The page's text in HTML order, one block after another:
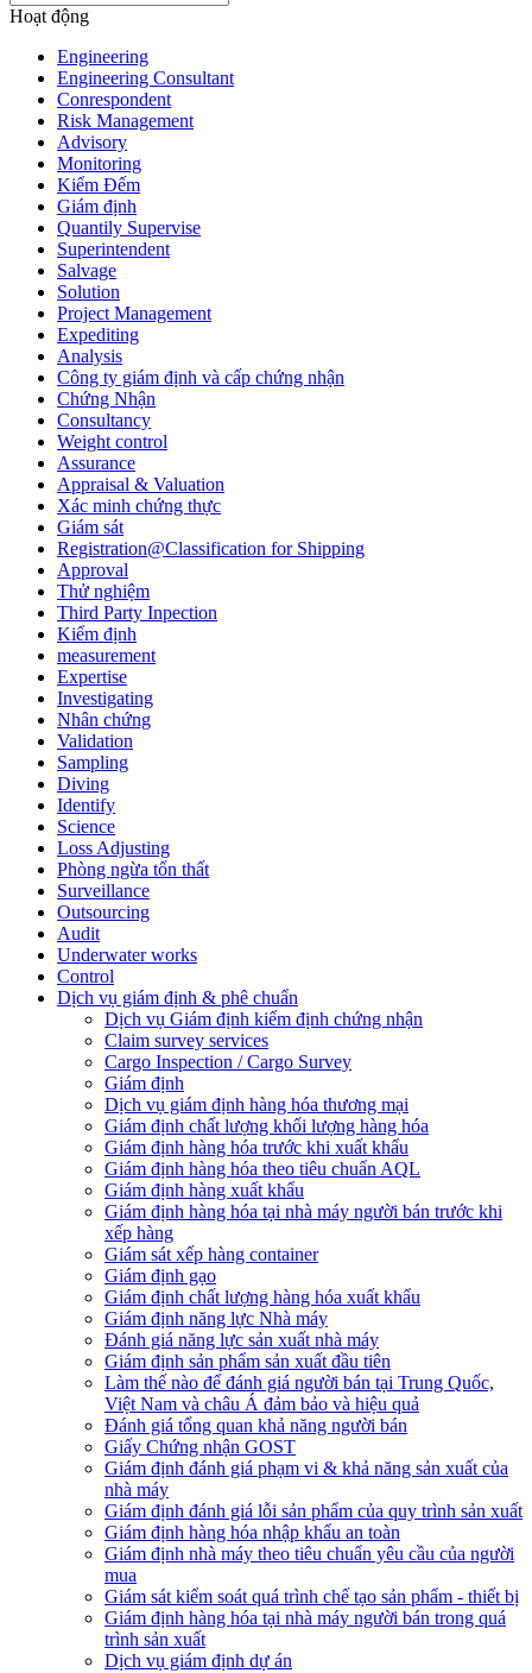
Hoạt động
Engineering
Engineering Consultant
Conrespondent
Risk Management
Advisory
Monitoring
Kiểm Đếm
Giám định
Quantily Supervise
Superintendent
Salvage
Solution
Project Management
Expediting
Analysis
Công ty giám định và cấp chứng nhận
Chứng Nhận
Consultancy
Weight control
Assurance
Appraisal & Valuation
Xác minh chứng thực
Giám sát
Registration@Classification for Shipping
Approval
Thử nghiệm
Third Party Inpection
Kiểm định
measurement
Expertise
Investigating
Nhân chứng
Validation
Sampling
Diving
Identify
Science
Loss Adjusting
Phòng ngừa tổn thất
Surveillance
Outsourcing
Audit
Underwater works
Control
Dịch vụ giám định & phê chuẩn
Dịch vụ Giám định kiểm định chứng nhận
Claim survey services
Cargo Inspection / Cargo Survey
Giám định
Dịch vụ giám định hàng hóa thương mại
Giám định chất lượng khối lượng hàng hóa
Giám định hàng hóa trước khi xuất khẩu
Giám định hàng hóa theo tiêu chuẩn AQL
Giám định hàng xuất khẩu
Giám định hàng hóa tại nhà máy người bán trước khi
xếp hàng
Giám sát xếp hàng container
Giám định gạo
Giám định chất lượng hàng hóa xuất khẩu
Giám định năng lực Nhà máy
Đánh giá năng lực sản xuất nhà máy
Giám định sản phẩm sản xuất đầu tiên
Làm thế nào để đánh giá người bán tại Trung Quốc,
Việt Nam và châu Á đảm bảo và hiệu quả
Đánh giá tổng quan khả năng người bán
Giấy Chứng nhận GOST
Giám định đánh giá phạm vi & khả năng sản xuất của
nhà máy
Giám định đánh giá lỗi sản phẩm của quy trình sản xuất
Giám định hàng hóa nhập khẩu an toàn
Giám định nhà máy theo tiêu chuẩn yêu cầu của người
mua
Giám sát kiểm soát quá trình chế tạo sản phẩm - thiết bị
Giám định hàng hóa tại nhà máy người bán trong quá
trình sản xuất
Dịch vụ giám định dự án